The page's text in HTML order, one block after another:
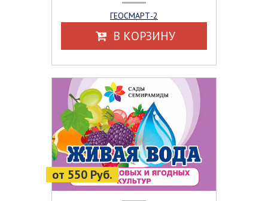
ГЕОСМАРТ-2
В КОРЗИНУ
от 550 Руб.